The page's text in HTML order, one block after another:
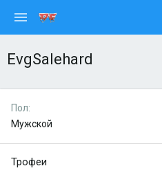
EvgSalehard
Пол
Мужской
Трофеи